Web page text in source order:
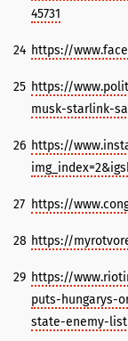
45731
24 https://
25 https://
musk-starlink-
26 https://
27 https://
28 https://
29 https://
puts-hungarys-
state-enemy-